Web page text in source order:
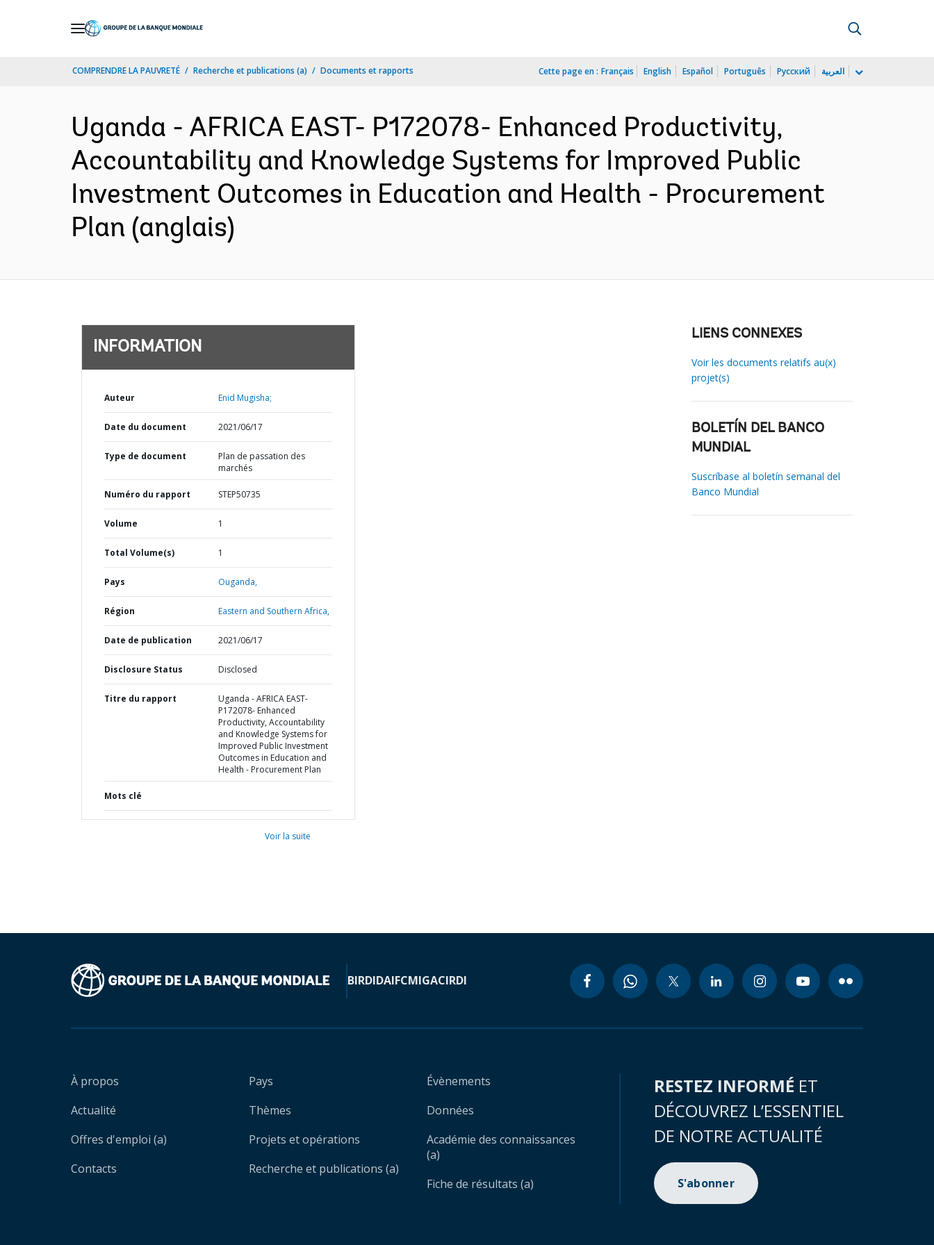
COMPRENDRE LA PAUVRETÉ Recherche et publications (a) Documents et rapports Cette page en : Français English Español Português Русский العربية
Uganda - AFRICA EAST- P172078- Enhanced Productivity,
Accountability and Knowledge Systems for Improved Public
Investment Outcomes in Education and Health - Procurement
Plan (anglais)
INFORMATION
Auteur Enid Mugisha;
Date du document 2021/06/17
Type de document
Plan de passation des
marchés
Numéro du rapport STEP50735
Volume 1
Total Volume(s) 1
Pays Ouganda,
Région Eastern and Southern Africa,
Date de publication 2021/06/17
Disclosure Status Disclosed
Titre du rapport
Uganda - AFRICA EAST-
P172078- Enhanced
Productivity, Accountability
and Knowledge Systems for
Improved Public Investment
Outcomes in Education and
Health - Procurement Plan
Mots clé
Voir la suite
LIENS CONNEXES
Voir les documents relatifs au(x)
projet(s)
BOLETÍN DEL BANCO
MUNDIAL
Suscríbase al boletín semanal del
Banco Mundial
BIRDIDAIFCMIGACIRDI
À propos
Actualité
Offres d'emploi (a)
Contacts
Pays
Thèmes
Projets et opérations
Recherche et publications (a)
Évènements
Données
Académie des connaissances
(a)
Fiche de résultats (a)
RESTEZ INFORMÉ ET
DÉCOUVREZ L’ESSENTIEL
DE NOTRE ACTUALITÉ
S'abonner